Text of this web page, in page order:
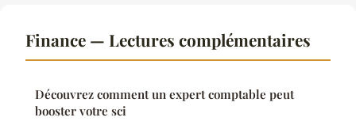
Finance — Lectures complémentaires
Découvrez comment un expert comptable peut
booster votre sci